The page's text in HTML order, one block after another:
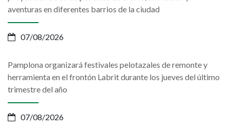
aventuras en diferentes barrios de la ciudad
07/08/2026
Pamplona organizará festivales pelotazales de remonte y
herramienta en el frontón Labrit durante los jueves del último
trimestre del año
07/08/2026